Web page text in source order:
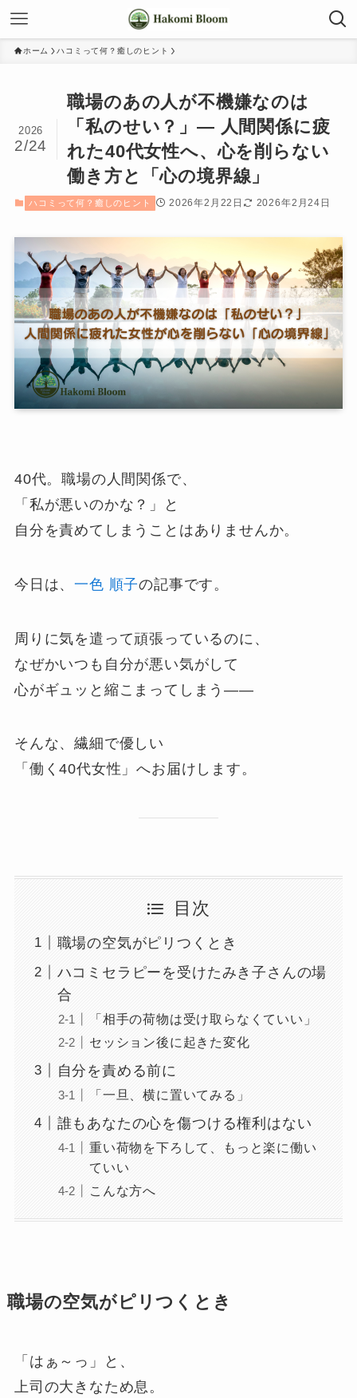
ホーム ハコミって何？癒しのヒント
職場のあの人が不機嫌なのは
「私のせい？」― 人間関係に疲
れた40代女性へ、心を削らない
働き方と「心の境界線」
2026
2/24
ハコミって何？癒しのヒント 2026年2月22日 2026年2月24日
40代。職場の人間関係で、
「私が悪いのかな？」と
自分を責めてしまうことはありませんか。
今日は、一色 順子の記事です。
周りに気を遣って頑張っているのに、
なぜかいつも自分が悪い気がして
心がギュッと縮こまってしまう——
そんな、繊細で優しい
「働く40代女性」へお届けします。
目次
職場の空気がピリつくとき
ハコミセラピーを受けたみき子さんの場
合
「相手の荷物は受け取らなくていい」
セッション後に起きた変化
自分を責める前に
「一旦、横に置いてみる」
誰もあなたの心を傷つける権利はない
重い荷物を下ろして、もっと楽に働い
ていい
こんな方へ
職場の空気がピリつくとき
「はぁ～っ」と、
上司の大きなため息。